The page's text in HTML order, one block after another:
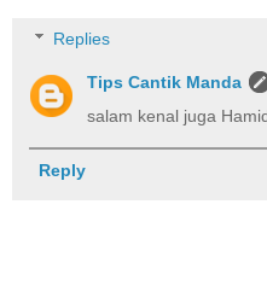
Replies
Tips Cantik Manda
salam kenal juga
Reply